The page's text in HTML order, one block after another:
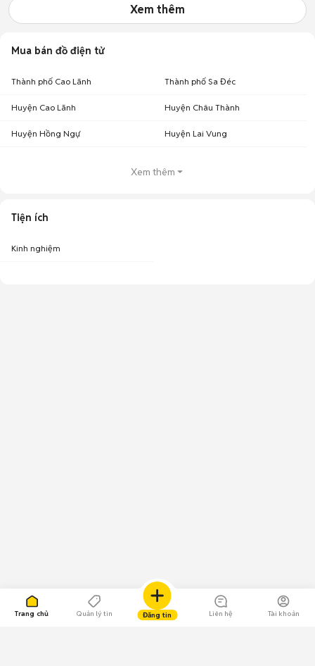
Trang chủ Quản lý tin Đăng tin Liên hệ Tài khoản
Xem thêm
Mua bán đồ điện tử
Thành phố Cao Lãnh Thành phố Sa Đéc
Huyện Cao Lãnh Huyện Châu Thành
Huyện Hồng Ngự Huyện Lai Vung
Xem thêm
Tiện ích
Kinh nghiệm